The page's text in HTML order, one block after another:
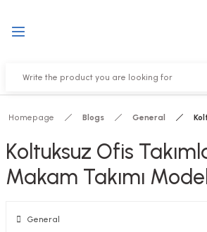
Sets Without Seats
Chairs
Homepage Blogs General
Koltuksuz Ofis
Makam Takımı
General